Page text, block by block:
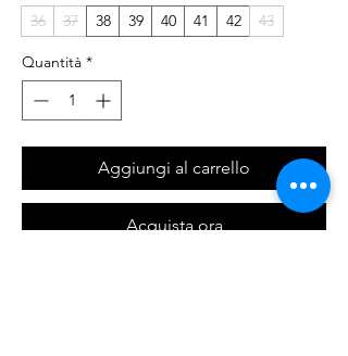
36
37 38 39 40 41 42 43
Quantità *
Aggiungi al carrello
Acquista ora